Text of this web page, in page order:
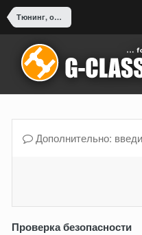
Тюнинг, оснащение, доработка G-Class
Дополнительно:
Проверка безопасности